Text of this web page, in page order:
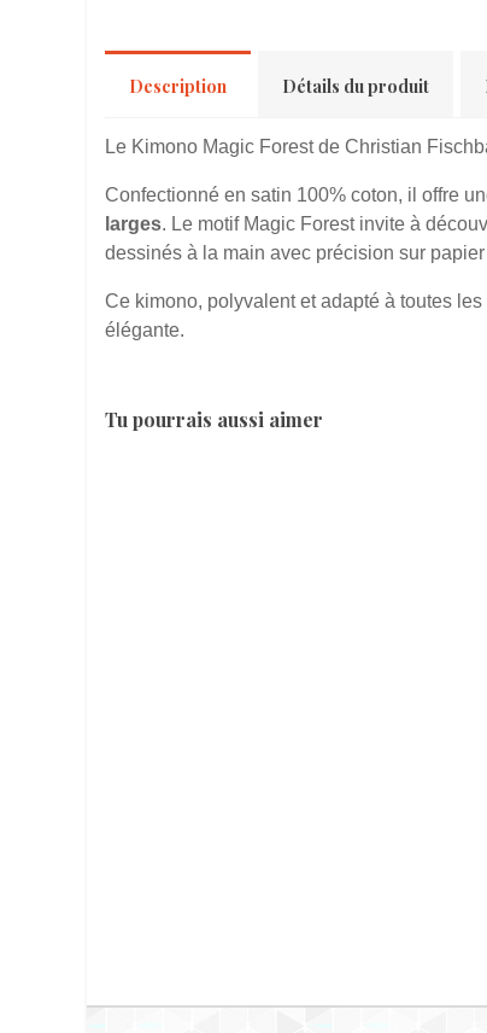
Description Détails du produit
Le Kimono Magic Forest de Christian
Confectionné en satin 100% coton, il offre
larges. Le motif Magic Forest invite à
dessinés à la main avec précision sur
Ce kimono, polyvalent et adapté à toutes
élégante.
Tu pourrais aussi aimer